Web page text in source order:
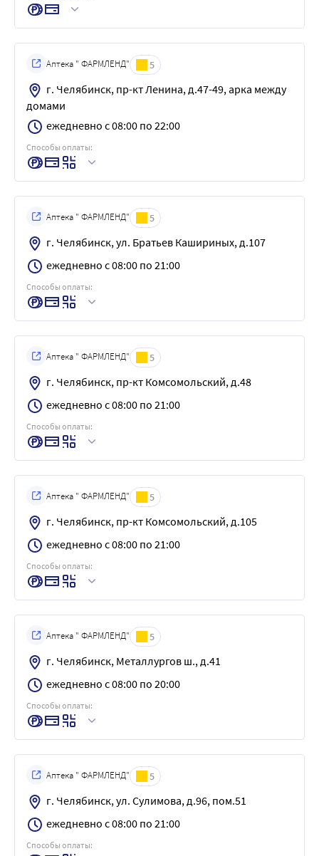
Аптека " ФАРМЛЕНД" 5
г. Челябинск, пр-кт Ленина, д.47-49, арка между
домами
ежедневно с 08:00 по 22:00
Способы оплаты:
Аптека " ФАРМЛЕНД" 5
г. Челябинск, ул. Братьев Кашириных, д.107
ежедневно с 08:00 по 21:00
Способы оплаты:
Аптека " ФАРМЛЕНД" 5
г. Челябинск, пр-кт Комсомольский, д.48
ежедневно с 08:00 по 21:00
Способы оплаты:
Аптека " ФАРМЛЕНД" 5
г. Челябинск, пр-кт Комсомольский, д.105
ежедневно с 08:00 по 21:00
Способы оплаты:
Аптека " ФАРМЛЕНД" 5
г. Челябинск, Металлургов ш., д.41
ежедневно с 08:00 по 20:00
Способы оплаты:
Аптека " ФАРМЛЕНД" 5
г. Челябинск, ул. Сулимова, д.96, пом.51
ежедневно с 08:00 по 21:00
Способы оплаты: